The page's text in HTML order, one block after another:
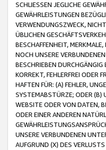
SCHLIESSEN JEGLICHE
GEWÄHRLEISTUNGEN
VERWENDUNGSZWECK,
ÜBLICHEN
BESCHAFFENHEIT,
NOCH UNSERE
BESCHRIEBEN
KORREKT, FEHLERFREI ODER
HAFTEN FÜR: (A) FEHLER,
SYSTEMABSTÜRZE; ODER (B)
WEBSITE ODER VON DATEN,
ODER EINER ANDEREN
UNSERE VERBUNDENEN
AUFGRUND (X) DES